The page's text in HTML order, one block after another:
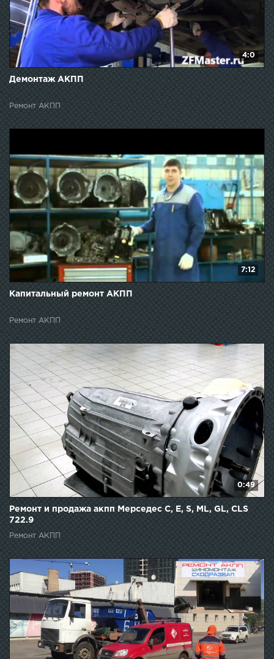
4:0
Демонтаж АКПП
Ремонт АКПП
7:12
Капитальный ремонт АКПП
Ремонт АКПП
0:49
Ремонт и продажа акпп Мерседес C, E, S, ML, GL, CLS
722.9
Ремонт АКПП